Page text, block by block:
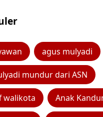
agus mulyadi
mundur dari ASN
walikota Anak